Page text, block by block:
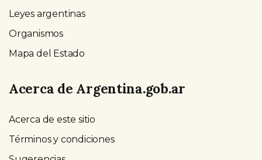
Leyes argentinas
Organismos
Mapa del Estado
Acerca de Argentina.gob.ar
Acerca de este sitio
Términos y condiciones